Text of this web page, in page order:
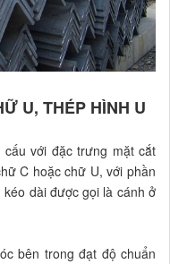
U, THÉP HÌNH U
với đặc trưng mặt cắt
C hoặc chữ U, với phần
dài được gọi là cánh ở
bên trong đạt độ chuẩn